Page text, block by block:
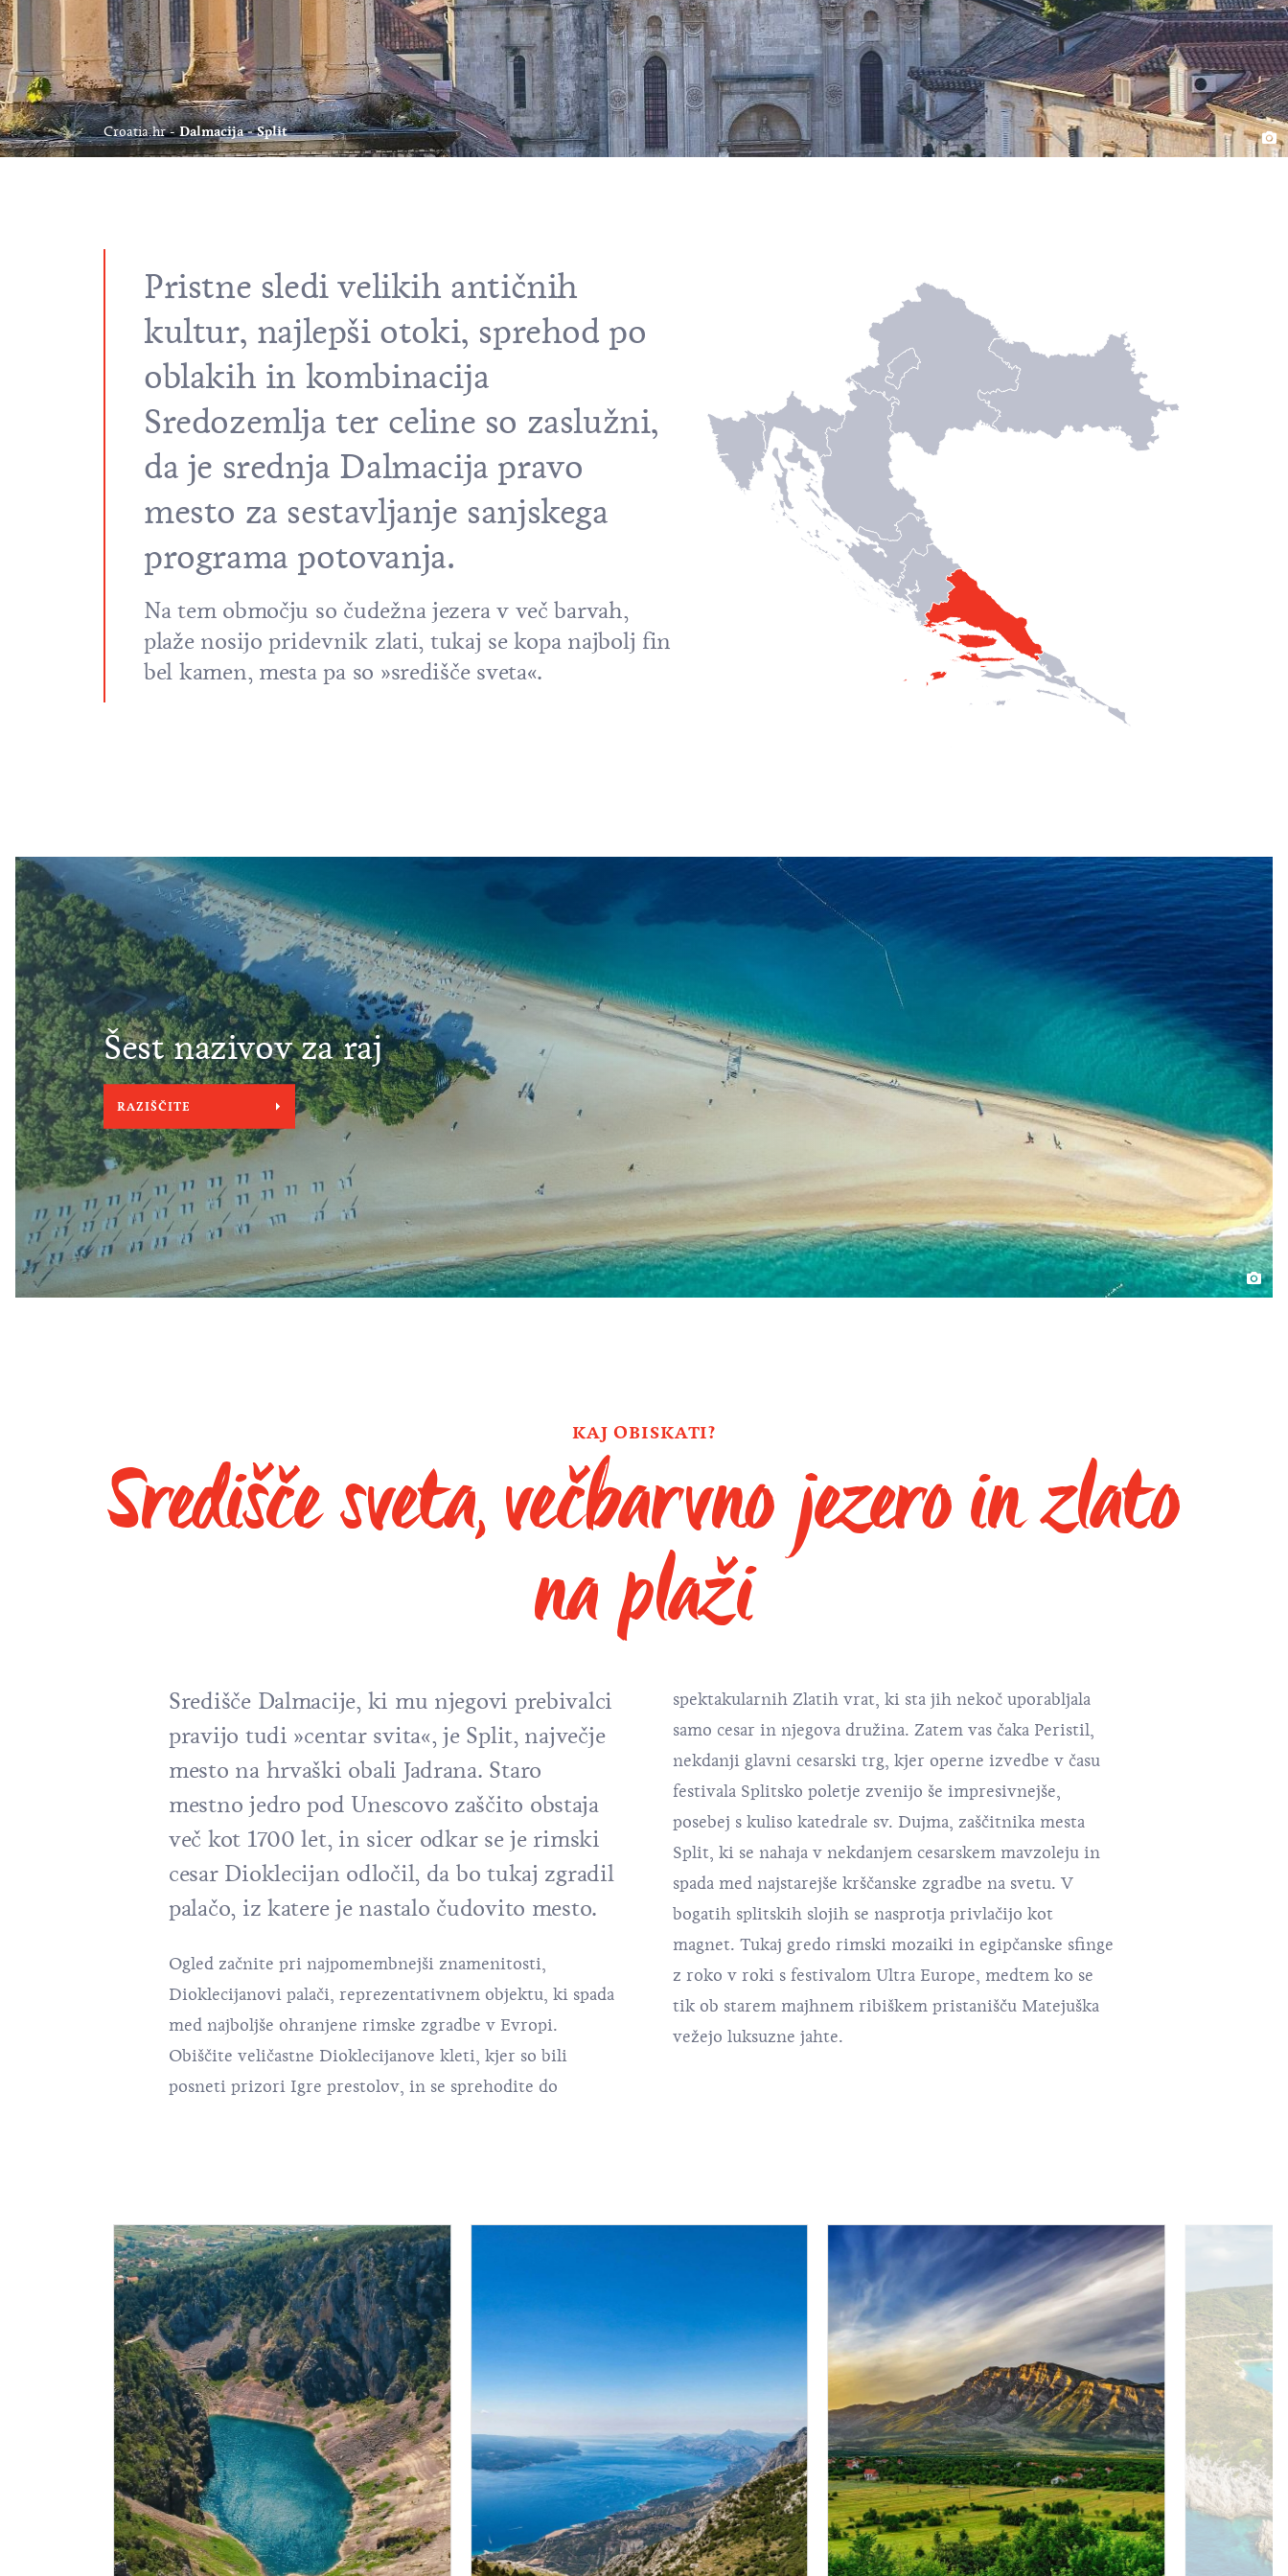
Croatia.hr Dalmacija - Split
Pristne sledi velikih antičnih
kultur, najlepši otoki, sprehod po
oblakih in kombinacija
Sredozemlja ter celine so zaslužni,
da je srednja Dalmacija pravo
mesto za sestavljanje sanjskega
programa potovanja.
Na tem območju so čudežna jezera v več barvah,
plaže nosijo pridevnik zlati, tukaj se kopa najbolj fin
bel kamen, mesta pa so »središče sveta«.
Šest nazivov za raj
RAZIŠČITE
KAJ OBISKATI?
Središče sveta, večbarvno jezero in zlato
na plaži
Središče Dalmacije, ki mu njegovi prebivalci
pravijo tudi »centar svita«, je Split, največje
mesto na hrvaški obali Jadrana. Staro
mestno jedro pod Unescovo zaščito obstaja
več kot 1700 let, in sicer odkar se je rimski
cesar Dioklecijan odločil, da bo tukaj zgradil
palačo, iz katere je nastalo čudovito mesto.
Ogled začnite pri najpomembnejši znamenitosti,
Dioklecijanovi palači, reprezentativnem objektu, ki spada
med najboljše ohranjene rimske zgradbe v Evropi.
Obiščite veličastne Dioklecijanove kleti, kjer so bili
posneti prizori Igre prestolov, in se sprehodite do
spektakularnih Zlatih vrat, ki sta jih nekoč uporabljala
samo cesar in njegova družina. Zatem vas čaka Peristil,
nekdanji glavni cesarski trg, kjer operne izvedbe v času
festivala Splitsko poletje zvenijo še impresivnejše,
posebej s kuliso katedrale sv. Dujma, zaščitnika mesta
Split, ki se nahaja v nekdanjem cesarskem mavzoleju in
spada med najstarejše krščanske zgradbe na svetu. V
bogatih splitskih slojih se nasprotja privlačijo kot
magnet. Tukaj gredo rimski mozaiki in egipčanske sfinge
z roko v roki s festivalom Ultra Europe, medtem ko se
tik ob starem majhnem ribiškem pristanišču Matejuška
vežejo luksuzne jahte.